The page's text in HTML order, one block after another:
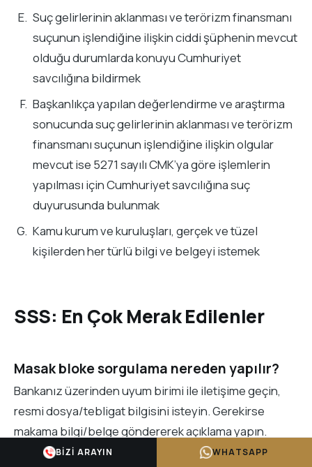
Suç gelirlerinin aklanması ve terörizm finansmanı
suçunun işlendiğine ilişkin ciddi şüphenin mevcut
olduğu durumlarda konuyu Cumhuriyet
savcılığına bildirmek
Başkanlıkça yapılan değerlendirme ve araştırma
sonucunda suç gelirlerinin aklanması ve terörizm
finansmanı suçunun işlendiğine ilişkin olgular
mevcut ise 5271 sayılı CMK’ya göre işlemlerin
yapılması için Cumhuriyet savcılığına suç
duyurusunda bulunmak
Kamu kurum ve kuruluşları, gerçek ve tüzel
kişilerden her türlü bilgi ve belgeyi istemek
SSS: En Çok Merak Edilenler
Masak bloke sorgulama nereden yapılır?
Bankanız üzerinden uyum birimi ile iletişime geçin,
resmi dosya/tebligat bilgisini isteyin. Gerekirse
makama bilgi/belge göndererek açıklama yapın.
BIZI ARAYIN WHATSAPP